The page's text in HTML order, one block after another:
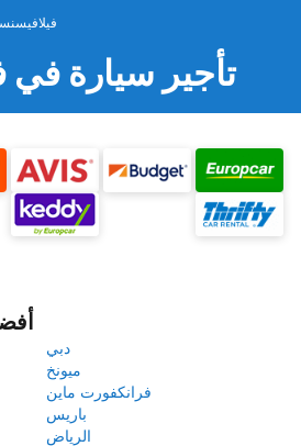
تأجير سيارة في
دبي
ميونخ
فرانكفورت ماين
باريس
الرياض